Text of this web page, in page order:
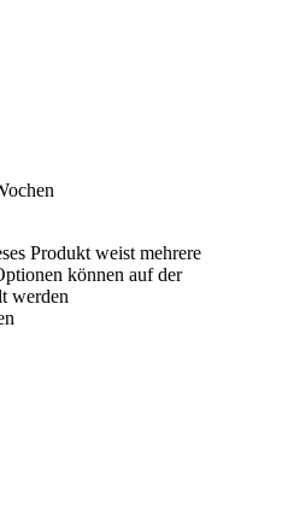
Produkt weist mehrere
können auf der
werden